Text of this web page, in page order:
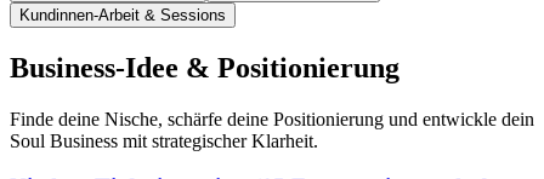
Kundinnen-Arbeit & Sessions
Business-Idee & Positionierung
Finde deine Nische, schärfe deine Positionierung und entwickle dein
Soul Business mit strategischer Klarheit.